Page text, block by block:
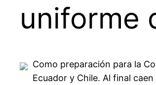
uniforme
Como preparación para la
Ecuador y Chile. Al final